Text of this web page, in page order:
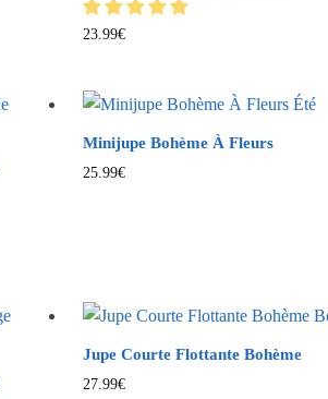
23.99€
Minijupe Bohème À Fleurs
25.99€
Jupe Courte Flottante Bohème
27.99€